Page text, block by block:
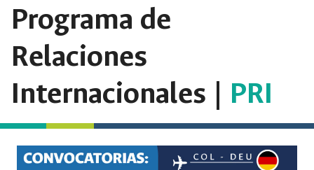
Programa de
Relaciones
Internacionales | PRI